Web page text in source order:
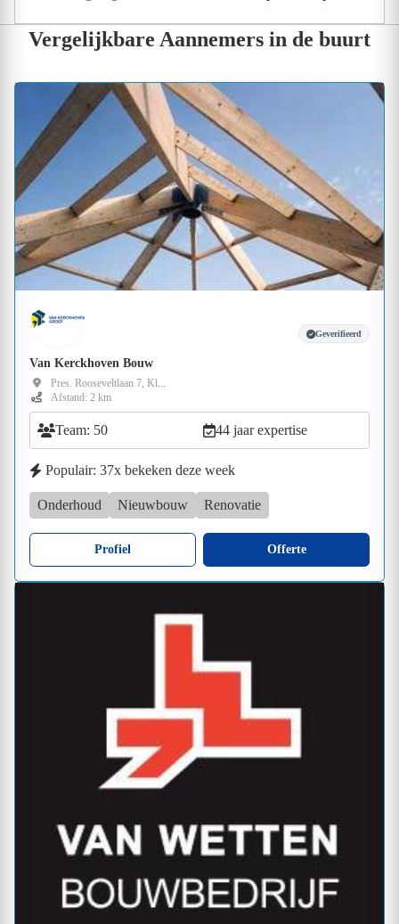
Vergelijkbare Aannemers in de buurt
Geverifieerd
Van Kerckhoven Bouw
Pres. Rooseveltlaan 7, Kl...
Afstand: 2 km
Team: 50 44 jaar expertise
Populair: 37x bekeken deze week
Onderhoud Nieuwbouw Renovatie
Profiel Offerte